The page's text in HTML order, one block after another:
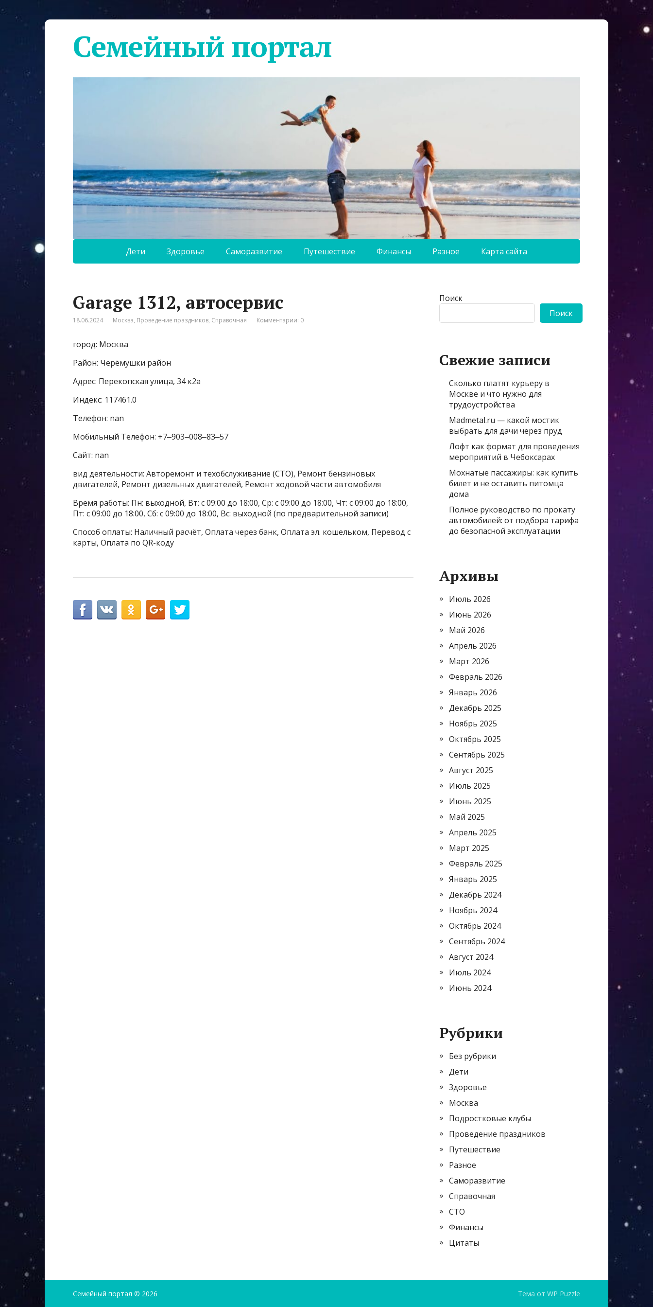
Семейный портал
Дети Здоровье Саморазвитие Путешествие Финансы Разное Карта сайта
Garage 1312, автосервис
18.06.2024 Москва, Проведение праздников, Справочная Комментарии: 0
город: Москва
Район: Черёмушки район
Адрес: Перекопская улица, 34 к2а
Индекс: 117461.0
Телефон: nan
Мобильный Телефон: +7‒903‒008‒83‒57
Сайт: nan
вид деятельности: Авторемонт и техобслуживание (СТО), Ремонт бензиновых
двигателей, Ремонт дизельных двигателей, Ремонт ходовой части автомобиля
Время работы: Пн: выходной, Вт: с 09:00 до 18:00, Ср: с 09:00 до 18:00, Чт: с 09:00 до 18:00,
Пт: с 09:00 до 18:00, Сб: с 09:00 до 18:00, Вс: выходной (по предварительной записи)
Способ оплаты: Наличный расчёт, Оплата через банк, Оплата эл. кошельком, Перевод с
карты, Оплата по QR-коду
Поиск
Поиск
Свежие записи
Сколько платят курьеру в
Москве и что нужно для
трудоустройства
Madmetal.ru — какой мостик
выбрать для дачи через пруд
Лофт как формат для проведения
мероприятий в Чебоксарах
Мохнатые пассажиры: как купить
билет и не оставить питомца
дома
Полное руководство по прокату
автомобилей: от подбора тарифа
до безопасной эксплуатации
Архивы
Июль 2026
Июнь 2026
Май 2026
Апрель 2026
Март 2026
Февраль 2026
Январь 2026
Декабрь 2025
Ноябрь 2025
Октябрь 2025
Сентябрь 2025
Август 2025
Июль 2025
Июнь 2025
Май 2025
Апрель 2025
Март 2025
Февраль 2025
Январь 2025
Декабрь 2024
Ноябрь 2024
Октябрь 2024
Сентябрь 2024
Август 2024
Июль 2024
Июнь 2024
Рубрики
Без рубрики
Дети
Здоровье
Москва
Подростковые клубы
Проведение праздников
Путешествие
Разное
Саморазвитие
Справочная
СТО
Финансы
Цитаты
Семейный портал © 2026 Тема от WP Puzzle